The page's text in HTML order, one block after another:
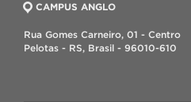
CAMPUS ANGLO
Rua Gomes Carneiro, 01 - Centro
Pelotas - RS, Brasil - 96010-610